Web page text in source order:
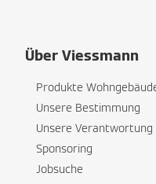
Über Viessmann
Produkte
Unsere Bestimmung
Unsere Verantwortung
Sponsoring
Jobsuche